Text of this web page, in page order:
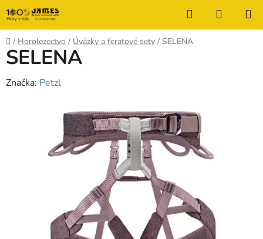
Prejsť
na
obsah
Hľadať
KOŠÍK
Domov
/ Horolezectvo / Úväzky a feratové sety / SELENA
SELENA
Značka: Petzl